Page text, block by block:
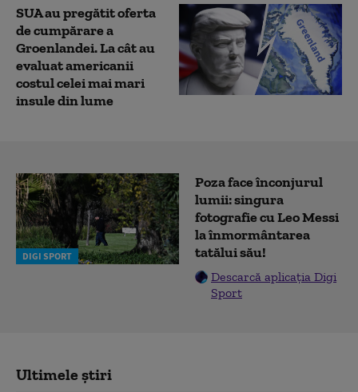
SUA au pregătit oferta
de cumpărare a
Groenlandei. La cât au
evaluat americanii
costul celei mai mari
insule din lume
DIGI SPORT
Poza face înconjurul
lumii: singura
fotografie cu Leo Messi
la înmormântarea
tatălui său!
Descarcă aplicația Digi
Sport
Ultimele știri